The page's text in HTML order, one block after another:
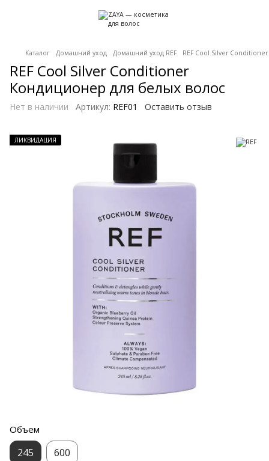
Каталог Домашний уход Домашний уход REF REF Cool Silver
REF Cool Silver Conditioner
Кондиционер для белых волос
Нет в наличии Артикул: REF01 Оставить отзыв
ЛИКВИДАЦИЯ
Объем
245 600